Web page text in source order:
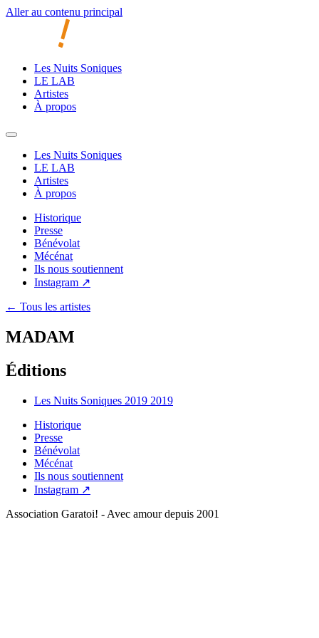
Aller au contenu principal
Les Nuits Soniques
LE LAB
Artistes
À propos
Les Nuits Soniques
LE LAB
Artistes
À propos
Historique
Presse
Bénévolat
Mécénat
Ils nous soutiennent
Instagram ↗
← Tous les artistes
MADAM
Éditions
Les Nuits Soniques 2019 2019
Historique
Presse
Bénévolat
Mécénat
Ils nous soutiennent
Instagram ↗
Association Garatoi! - Avec amour depuis 2001